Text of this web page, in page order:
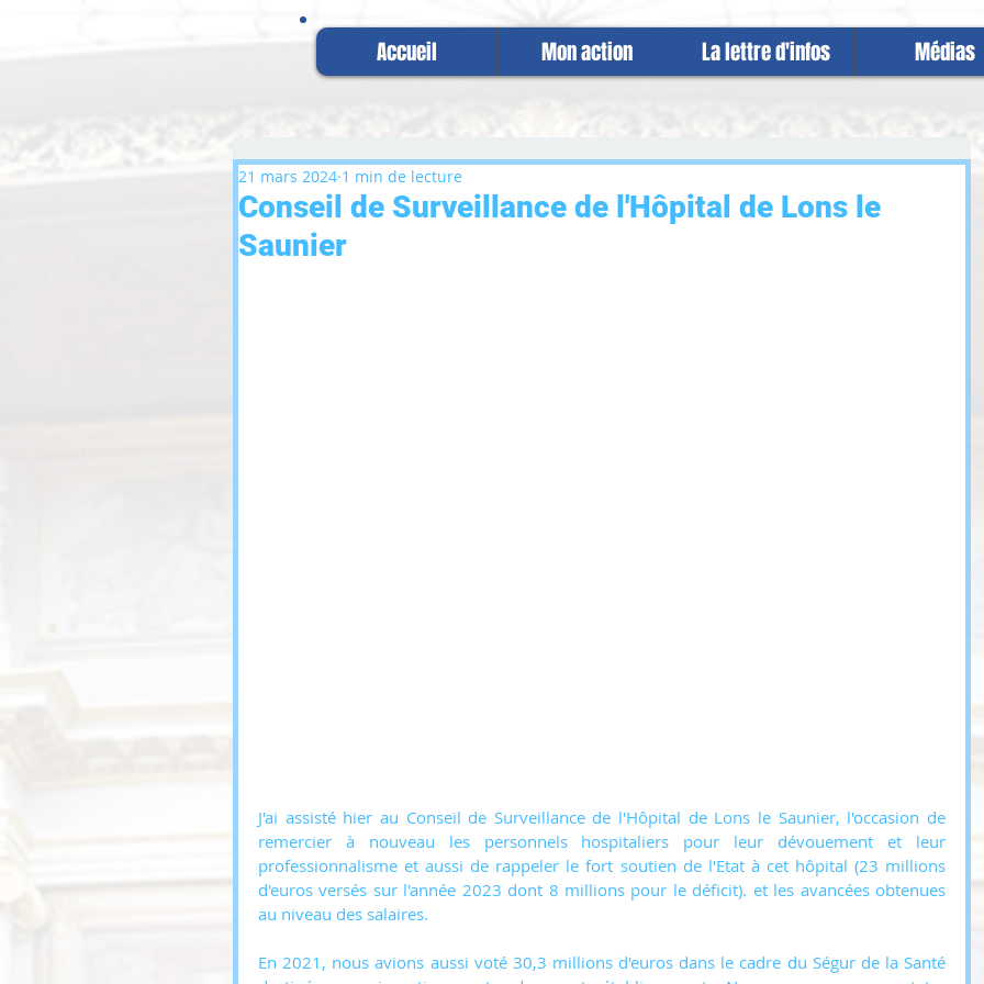
Accueil Mon action La lettre d'infos Médias
Conseil de Surveillance de l'Hôpital de Lons le
Saunier
21 mars 2024 1 min de lecture
J'ai assisté hier au Conseil de Surveillance de l'Hôpital de Lons le Saunier, l'occasion de
remercier à nouveau les personnels hospitaliers pour leur dévouement et leur
professionnalisme et aussi de rappeler le fort soutien de l'Etat à cet hôpital (23 millions
d'euros versés sur l'année 2023 dont 8 millions pour le déficit). et les avancées obtenues
au niveau des salaires.
En 2021, nous avions aussi voté 30,3 millions d'euros dans le cadre du Ségur de la Santé